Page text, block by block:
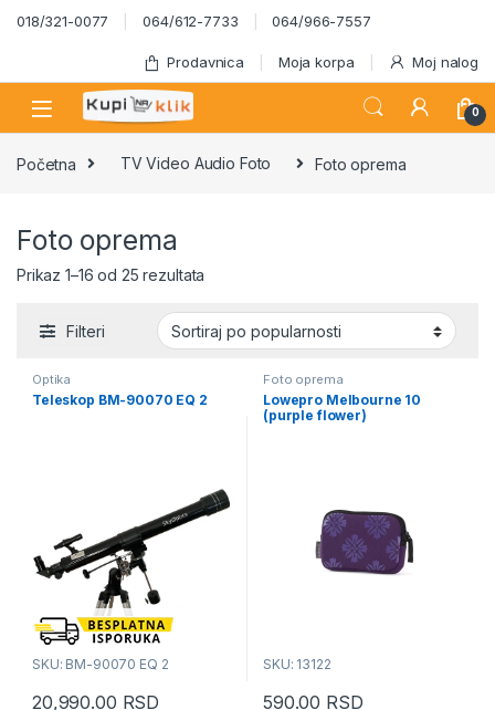
Skip to navigation
Skip to content
018/321-0077 064/612-7733 064/966-7557
Prodavnica Moja korpa Moj nalog
0
Početna TV Video Audio Foto Foto oprema
Foto oprema
Prikaz 1–16 od 25 rezultata
Filteri
Optika
Teleskop BM-90070 EQ 2
SKU: BM-90070 EQ 2
20,990.00 RSD
Foto oprema
Lowepro Melbourne 10
(purple flower)
SKU: 13122
590.00 RSD